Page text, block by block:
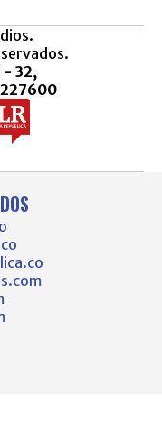
- 32,